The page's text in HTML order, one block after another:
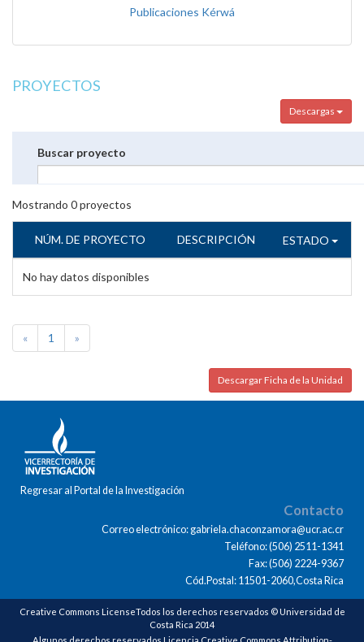
Publicaciones Kérwá
PROYECTOS
Descargas
Buscar proyecto
Mostrando 0proyectos
NÚM. DE PROYECTO DESCRIPCIÓN ESTADO
No hay datos disponibles
« 1 »
Descargar Ficha de la Unidad
Regresar al Portal de la Investigación
Contacto
Correo electrónico: gabriela.chaconzamora@ucr.ac.cr
Teléfono: (506) 2511-1341
Fax: (506) 2224-9367
Cód.Postal: 11501-2060,Costa Rica
Creative Commons LicenseTodos los derechos reservados © Universidad de
Costa Rica 2014